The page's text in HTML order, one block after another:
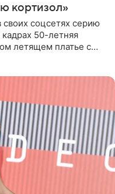
кортизол»
соцсетях серию
50-летняя
летящем платье с